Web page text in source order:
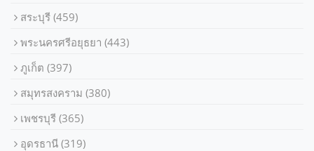
สระบุรี
(459)
พระนครศรีอยุธยา
(443)
ภูเก็ต
(397)
สมุทรสงคราม
(380)
เพชรบุรี
(365)
อุดรธานี
(319)